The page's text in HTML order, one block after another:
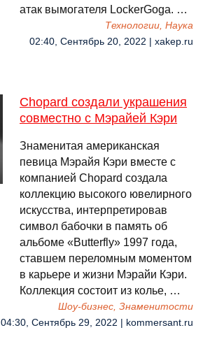
атак вымогателя LockerGoga. …
Технологии, Наука
02:40, Сентябрь 20, 2022 | xakep.ru
Chopard создали украшения
совместно с Мэрайей Кэри
Знаменитая американская
певица Мэрайя Кэри вместе с
компанией Chopard создала
коллекцию высокого ювелирного
искусства, интерпретировав
символ бабочки в память об
альбоме «Butterfly» 1997 года,
ставшем переломным моментом
в карьере и жизни Мэрайи Кэри.
Коллекция состоит из колье, …
Шоу-бизнес, Знаменитости
04:30, Сентябрь 29, 2022 | kommersant.ru